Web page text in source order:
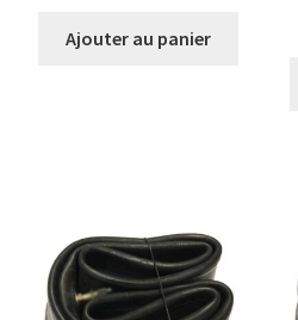
Ajouter au panier